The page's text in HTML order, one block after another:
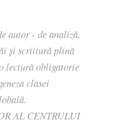
autor - de analiză,
şi scriitură plină
lectură obligatorie
clasei
AL CENTRULUI